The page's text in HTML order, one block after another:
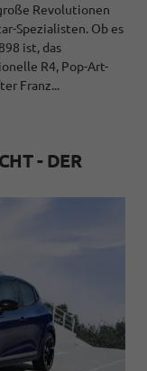
Revolutionen
Spezialisten. Ob es
ist, das
R4, Pop-Art-
Franz...
- DER